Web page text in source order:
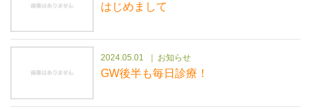
はじめまして
2024.05.01 お知らせ
GW後半も毎日診療！